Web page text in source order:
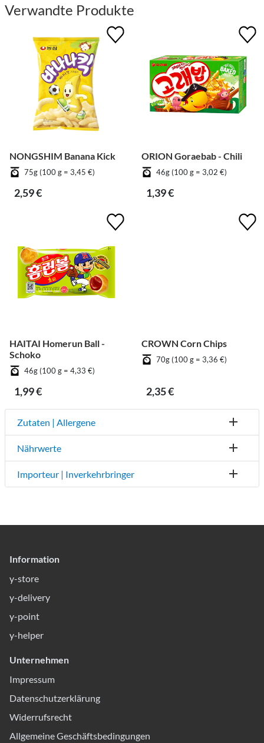
Verwandte Produkte
NONGSHIM Banana Kick
75g (100 g = 3,45 €)
2,59 €
ORION Goraebab - Chili
46g (100 g = 3,02 €)
1,39 €
HAITAI Homerun Ball -
Schoko
46g (100 g = 4,33 €)
1,99 €
CROWN Corn Chips
70g (100 g = 3,36 €)
2,35 €
Zutaten | Allergene
Nährwerte
Importeur | Inverkehrbringer
Information
y-store
y-delivery
y-point
y-helper
Unternehmen
Impressum
Datenschutzerklärung
Widerrufsrecht
Allgemeine Geschäftsbedingungen